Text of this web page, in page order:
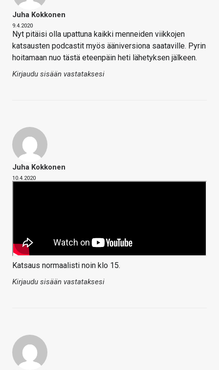
Juha Kokkonen
9.4.2020
Nyt pitäisi olla upattuna kaikki menneiden viikkojen
katsausten podcastit myös ääniversiona saataville. Pyrin
hoitamaan nuo tästä eteenpäin heti lähetyksen jälkeen.
Kirjaudu sisään vastataksesi
Juha Kokkonen
10.4.2020
Katsaus normaalisti noin klo 15.
Kirjaudu sisään vastataksesi